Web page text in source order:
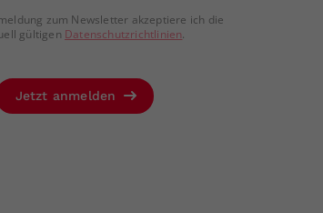
zum Newsletter akzeptiere ich die
gültigen Datenschutzrichtlinien.
Jetzt anmelden